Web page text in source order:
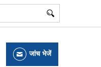
जांच भेजें